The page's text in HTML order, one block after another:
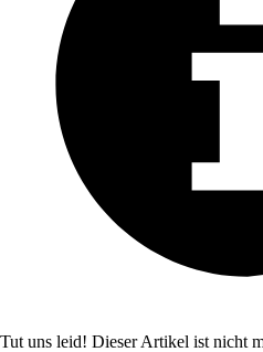
Tut uns leid! Dieser Artikel ist nicht